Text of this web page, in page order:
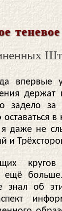
впервые
задело
я даже не
кругов
ещё
знал об